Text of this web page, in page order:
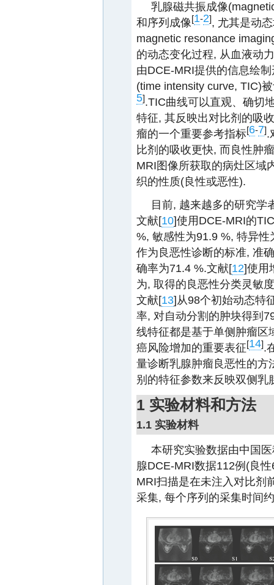
乳腺磁共振成像
和序列成像[1-2], 尤其是动
magnetic resonance
的动态变化过程, 从血液动
由DCE-MRI提供的信息绘
(time intensity curve, TIC)
5].TIC曲线可以直观、确切
特征, 其反映出对比剂的吸
瘤的一个重要参考指标[6-7].
比剂的吸收更快, 而良性肿
MRI图像所获取的病灶区域
织的性质(良性或恶性).
目前, 越来越多的研究学
文献[10]使用DCE-MRI的
%, 敏感性为91.9 %, 特异性
作为良恶性诊断的标准, 准
确率为71.4 %.文献[12]使用
为, 取得的良恶性分类灵敏
文献[13]从98个初始动态特
率, 对自动分割的肿块得到
线特征都是基于单侧肿瘤区
癌风险增加的重要表征[14].
量诊断乳腺肿瘤良恶性的方
别的特征参数来反映双侧乳
1 实验材料和方法
1.1 实验材料
本研究实验数据由中国
腺DCE-MRI数据112例(良
MRI扫描是在未注入对比剂
采集, 每个序列的采集时间